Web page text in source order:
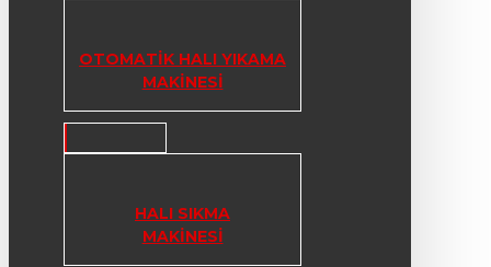
OTOMATIK HALI YIKAMA
MAKINESI
HALI SIKMA
MAKINESI